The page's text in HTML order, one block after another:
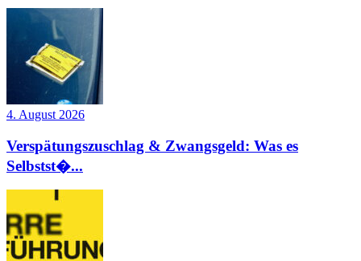
4. August 2026
Verspätungszuschlag & Zwangsgeld: Was es
Selbstst�...